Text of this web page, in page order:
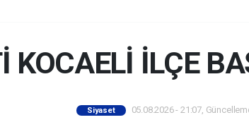
KOCAELİ İLÇE
Siyaset 05.08.2026 - 21:07,